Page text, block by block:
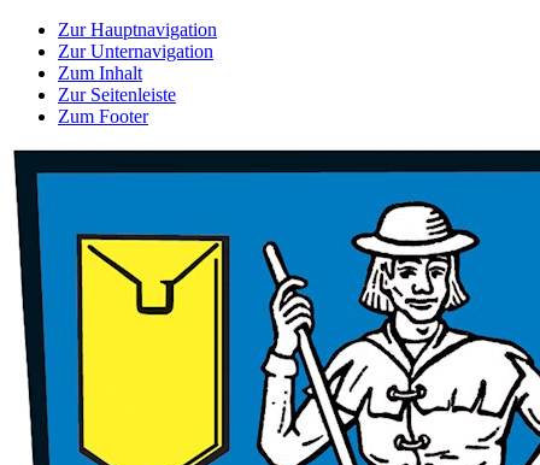
Zur Hauptnavigation
Zur Unternavigation
Zum Inhalt
Zur Seitenleiste
Zum Footer